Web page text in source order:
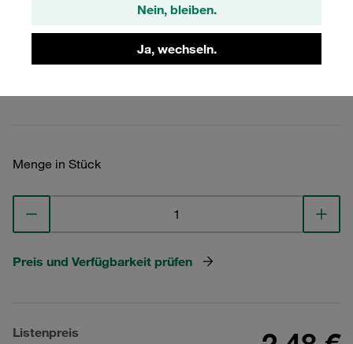
Nein, bleiben.
Ja, wechseln.
SP-109.5a-PP-IS-M-W10
STAUFF Materialnr. 1110000560
Menge in Stück
Preis und Verfügbarkeit prüfen
Listenpreis